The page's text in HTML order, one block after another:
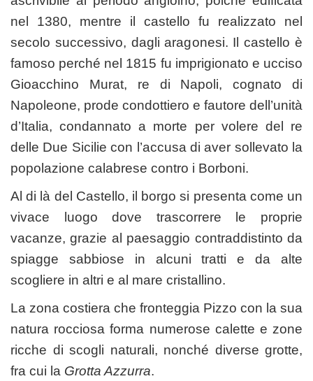
nel 1380, mentre il castello fu realizzato nel
secolo successivo, dagli aragonesi. Il castello è
famoso perché nel 1815 fu imprigionato e ucciso
Gioacchino Murat, re di Napoli, cognato di
Napoleone, prode condottiero e fautore dell’unità
d’Italia, condannato a morte per volere del re
delle Due Sicilie con l’accusa di aver sollevato la
popolazione calabrese contro i Borboni.
Al di là del Castello, il borgo si presenta come un
vivace luogo dove trascorrere le proprie
vacanze, grazie al paesaggio contraddistinto da
spiagge sabbiose in alcuni tratti e da alte
scogliere in altri e al mare cristallino.
La zona costiera che fronteggia Pizzo con la sua
natura rocciosa forma numerose calette e zone
ricche di scogli naturali, nonché diverse grotte,
fra cui la Grotta Azzurra.